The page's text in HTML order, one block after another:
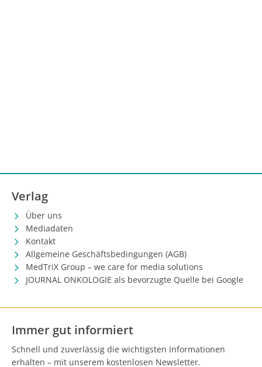
Verlag
Über uns
Mediadaten
Kontakt
Allgemeine Geschäftsbedingungen (AGB)
MedTriX Group – we care for media solutions
JOURNAL ONKOLOGIE als bevorzugte Quelle bei Google
Immer gut informiert
Schnell und zuverlässig die wichtigsten Informationen
erhalten – mit unserem kostenlosen Newsletter.